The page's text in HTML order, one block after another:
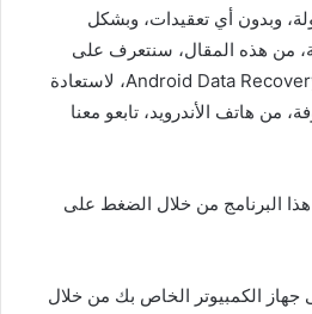
وبدون أي تعقيدات، وبشكل
من هذه المقال، سنتعرف على
طريقة استخدام، برنامج Android Data Recovery، لاستعادة
من هاتف الأندرويد، تابعو معنا
البرنامج من خلال الضغط على
جهاز الكمبيوتر الخاص بك من خلال